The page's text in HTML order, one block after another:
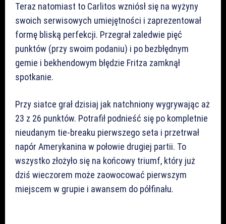
Teraz natomiast to Carlitos wzniósł się na wyżyny
swoich serwisowych umiejętności i zaprezentował
formę bliską perfekcji. Przegrał zaledwie pięć
punktów (przy swoim podaniu) i po bezbłędnym
gemie i bekhendowym błędzie Fritza zamknął
spotkanie.
Przy siatce grał dzisiaj jak natchniony wygrywając aż
23 z 26 punktów. Potrafił podnieść się po kompletnie
nieudanym tie-breaku pierwszego seta i przetrwał
napór Amerykanina w połowie drugiej partii. To
wszystko złożyło się na końcowy triumf, który już
dziś wieczorem może zaowocować pierwszym
miejscem w grupie i awansem do półfinału.